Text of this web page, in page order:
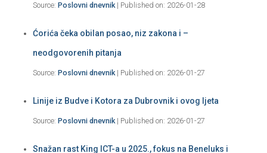
Source: Poslovni dnevnik Published on: 2026-01-28
Ćorića čeka obilan posao, niz zakona i –
neodgovorenih pitanja
Source: Poslovni dnevnik Published on: 2026-01-27
Linije iz Budve i Kotora za Dubrovnik i ovog ljeta
Source: Poslovni dnevnik Published on: 2026-01-27
Snažan rast King ICT-a u 2025., fokus na Beneluks i